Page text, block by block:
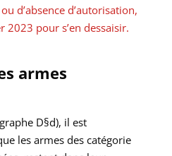
d’absence d’autorisation,
2023 pour s’en dessaisir.
armes
D§d), il est
les armes des catégorie